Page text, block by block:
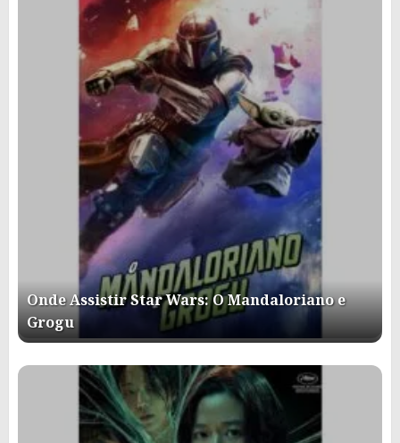
Onde Assistir Star Wars: O Mandaloriano e
Grogu